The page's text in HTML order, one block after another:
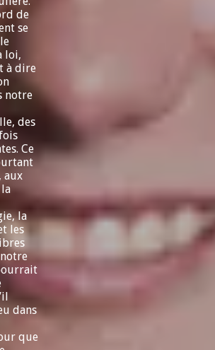
de
se
loi,
à dire
notre
des
Ce
aux
la
les
dans
que